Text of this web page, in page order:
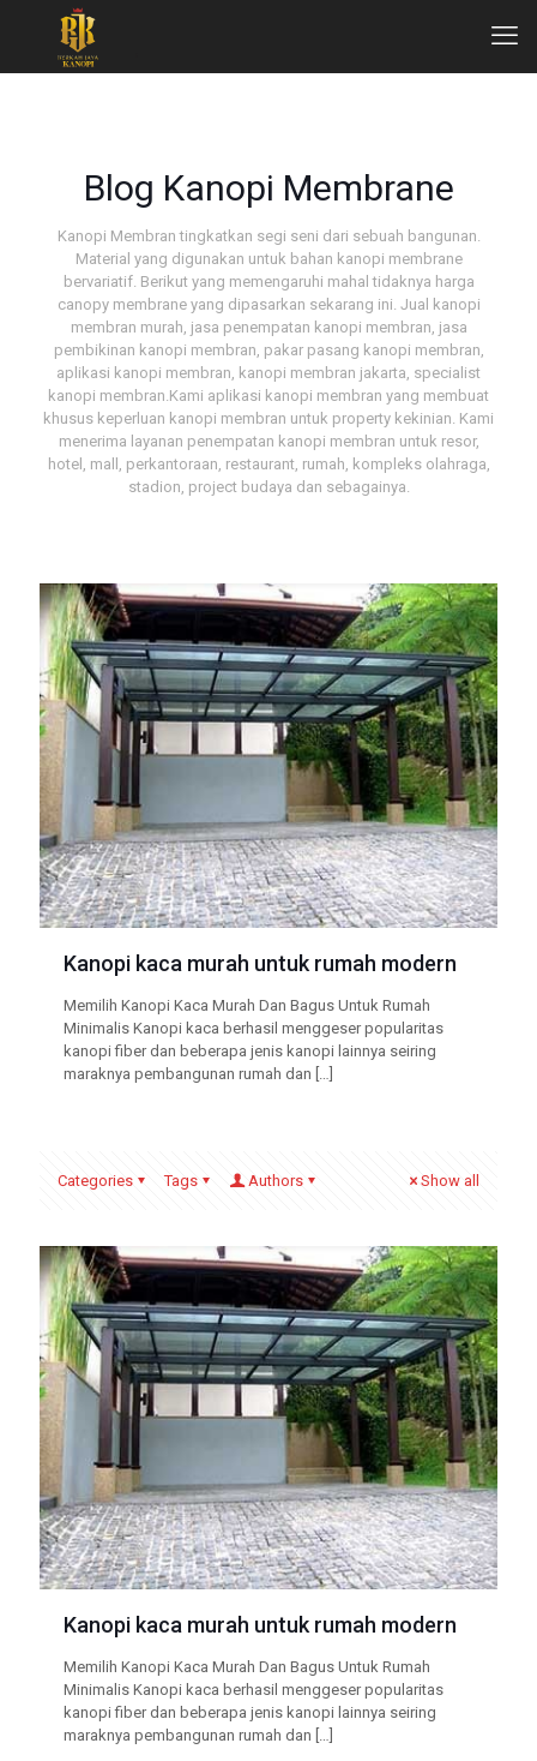
Blog Kanopi Membrane
Kanopi Membran tingkatkan segi seni dari sebuah bangunan.
Material yang digunakan untuk bahan kanopi membrane
bervariatif. Berikut yang memengaruhi mahal tidaknya harga
canopy membrane yang dipasarkan sekarang ini. Jual kanopi
membran murah, jasa penempatan kanopi membran, jasa
pembikinan kanopi membran, pakar pasang kanopi membran,
aplikasi kanopi membran, kanopi membran jakarta, specialist
kanopi membran.Kami aplikasi kanopi membran yang membuat
khusus keperluan kanopi membran untuk property kekinian. Kami
menerima layanan penempatan kanopi membran untuk resor,
hotel, mall, perkantoraan, restaurant, rumah, kompleks olahraga,
stadion, project budaya dan sebagainya.
Kanopi kaca murah untuk rumah modern
Memilih Kanopi Kaca Murah Dan Bagus Untuk Rumah
Minimalis Kanopi kaca berhasil menggeser popularitas
kanopi fiber dan beberapa jenis kanopi lainnya seiring
maraknya pembangunan rumah dan […]
Categories Tags Authors Show all
Kanopi kaca murah untuk rumah modern
Memilih Kanopi Kaca Murah Dan Bagus Untuk Rumah
Minimalis Kanopi kaca berhasil menggeser popularitas
kanopi fiber dan beberapa jenis kanopi lainnya seiring
maraknya pembangunan rumah dan […]